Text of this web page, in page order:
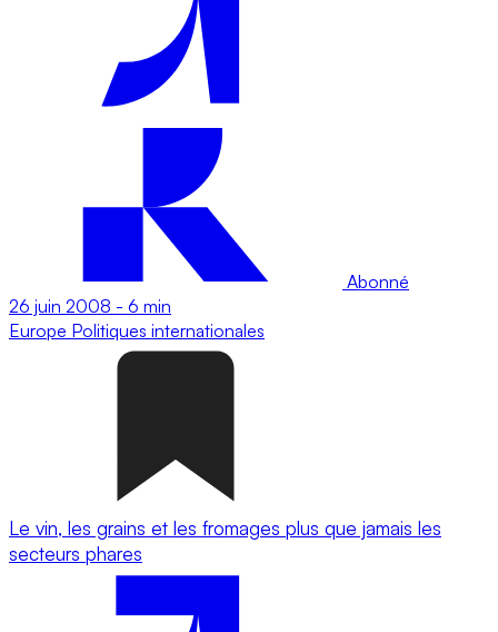
Abonné
26 juin 2008 - 6 min
Europe Politiques internationales
Le vin, les grains et les fromages plus que jamais les
secteurs phares